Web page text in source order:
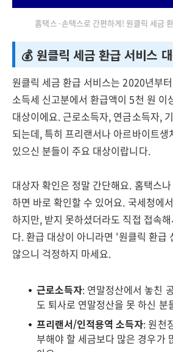
홈택스·손택스로 간편하게! 원클릭 세금
💰 원클릭 세금 환급 서비스
원클릭 세금 환급 서비스는 2020년부
소득세 신고분에서 환급액이 5천 원 이
대상이에요. 근로소득자, 연금소득자,
되는데, 특히 프리랜서나 아르바이트생
있으신 분들이 주요 대상이랍니다.
대상자 확인은 정말 간단해요. 홈택스
하면 바로 확인할 수 있어요. 국세청에
하지만, 받지 못하셨더라도 직접 접속
다. 환급 대상이 아니라면 '원클릭 환급
않으니 걱정하지 마세요.
근로소득자: 연말정산에서 놓친
도 퇴사로 연말정산을 못 하신 분
프리랜서/인적용역 소득자: 원천
부해야 할 세금보다 많은 경우가